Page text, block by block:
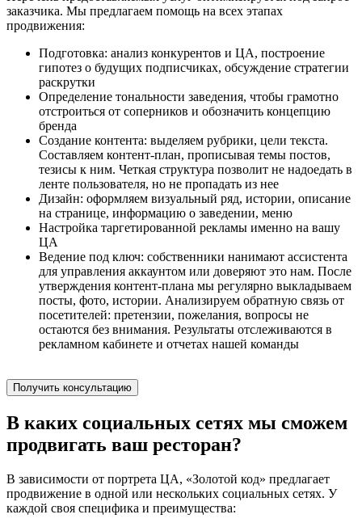
заказчика. Мы предлагаем помощь на всех этапах
продвижения:
Подготовка: анализ конкурентов и ЦА, построение
гипотез о будущих подписчиках, обсуждение стратегии
раскрутки
Определение тональности заведения, чтобы грамотно
отстроиться от соперников и обозначить концепцию
бренда
Создание контента: выделяем рубрики, цели текста.
Составляем контент-план, прописывая темы постов,
тезисы к ним. Четкая структура позволит не надоедать в
ленте пользователя, но не пропадать из нее
Дизайн: оформляем визуальный ряд, истории, описание
на странице, информацию о заведении, меню
Настройка таргетированной рекламы именно на вашу
ЦА
Ведение под ключ: собственники нанимают ассистента
для управления аккаунтом или доверяют это нам. После
утверждения контент-плана мы регулярно выкладываем
посты, фото, истории. Анализируем обратную связь от
посетителей: претензии, пожелания, вопросы не
остаются без внимания. Результаты отслеживаются в
рекламном кабинете и отчетах нашей команды
Получить консультацию
В каких социальных сетях мы сможем
продвигать ваш ресторан?
В зависимости от портрета ЦА, «Золотой код» предлагает
продвижение в одной или нескольких социальных сетях. У
каждой своя специфика и преимущества: